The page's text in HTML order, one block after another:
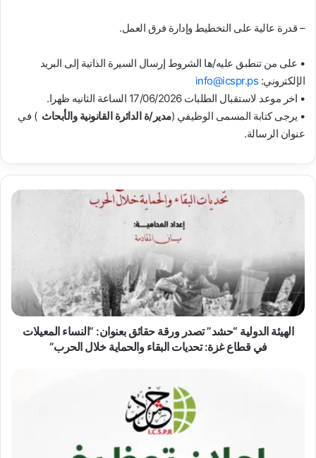
– قدرة عالية على التخطيط وإدارة فرق العمل.
• على من تنطبق عليه/ها الشروط إرسال السيرة الذاتية إلى البريد
الإلكتروني:
info@icspr.ps
• اخر موعد لاستقبال الطلبات 17/06/2026 الساعة الثانيه ظهرا.
• يرجى كتابة المسمى الوظيفي (مدير/ة الدائرة القانونية والأبحاث ) في
عنوان الرسالة.
ا
ئ
ة
ا
د
الهيئة الدولية “حشد” تصدر ورقة حقائق بعنوان: “النساء المعيلات
في قطاع غزة: تحديات البقاء والحماية خلال الحرب”